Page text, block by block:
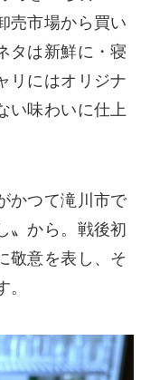
売市場から買い
タは新鮮に・寝
リにはオリジナ
い味わいに仕上
かつて滝川市で
〟から。戦後初
敬意を表し、そ